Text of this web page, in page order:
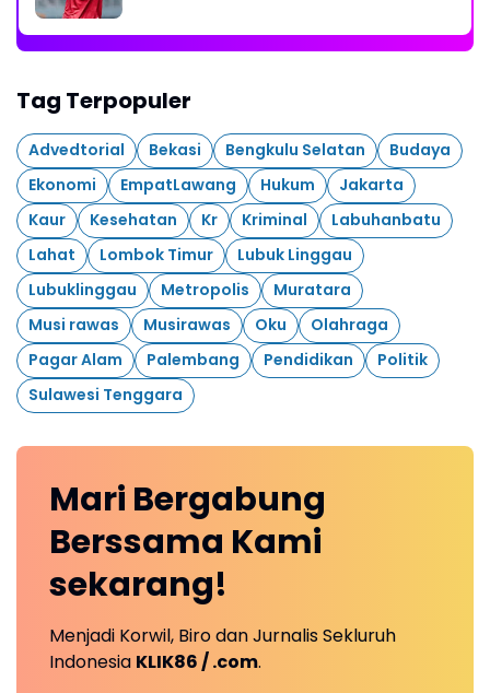
Tag Terpopuler
Advedtorial Bekasi Bengkulu Selatan
Budaya
Ekonomi
EmpatLawang Hukum
Jakarta
Kaur
Kesehatan Kr Kriminal
Labuhanbatu
Lahat
Lombok Timur
Lubuk Linggau
Lubuklinggau
Metropolis
Muratara
Musi rawas
Musirawas Oku
Olahraga
Pagar Alam
Palembang Pendidikan
Politik
Sulawesi Tenggara
Mari Bergabung
Berssama Kami
sekarang!
Menjadi Korwil, Biro dan Jurnalis Sekluruh
Indonesia KLIK86 / .com.